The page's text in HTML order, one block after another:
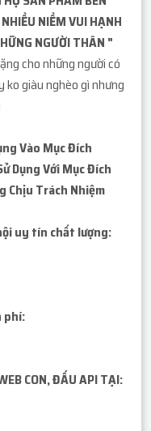
NIỀM VUI HẠNH
NGƯỜI THÂN "
cho những người có
giàu nghèo gì nhưng
Vào Mục Đích
Dụng Với Mục Đích
Chịu Trách Nhiệm
uy tín chất lượng:
phí:
CON, ĐẤU API TẠI: